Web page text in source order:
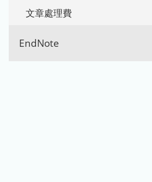
文章處理費
EndNote